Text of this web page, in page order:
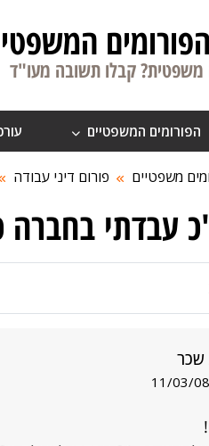
קבלו תשובה מעו"ד
הפורומים המשפטיים
משפטיים פורום דיני עבודה
בחברה כמעט 4
שכר
11/03/08